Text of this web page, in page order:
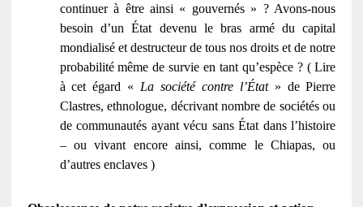
continuer à être ainsi « gouvernés » ? Avons-nous
besoin d’un État devenu le bras armé du capital
mondialisé et destructeur de tous nos droits et de notre
probabilité même de survie en tant qu’espèce ? ( Lire
à cet égard « La société contre l’État» de Pierre
Clastres, ethnologue, décrivant nombre de sociétés ou
de communautés ayant vécu sans État dans l’histoire
– ou vivant encore ainsi, comme le Chiapas, ou
d’autres enclaves )